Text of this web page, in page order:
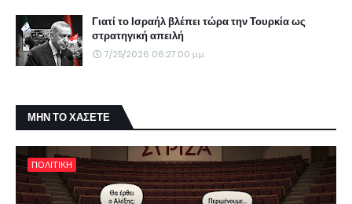
Γιατί το Ισραήλ βλέπει τώρα την Τουρκία ως
στρατηγική απειλή
7/25/2026 06:27:00 μ.μ.
ΜΗΝ ΤΟ ΧΑΣΕΤΕ
ΠΟΛΙΤΙΚΗ